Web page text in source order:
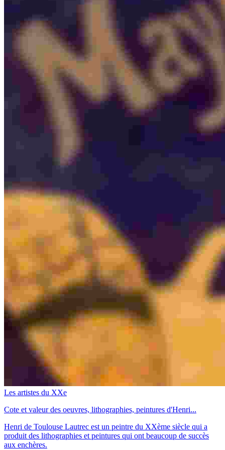
Les artistes du XXe
Cote et valeur des oeuvres, lithographies, peintures d'Henri...
Henri de Toulouse Lautrec est un peintre du XXème siècle qui a
produit des lithographies et peintures qui ont beaucoup de succès
aux enchères.